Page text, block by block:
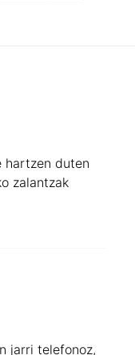
hartzen duten
zalantzak
jarri telefonoz,